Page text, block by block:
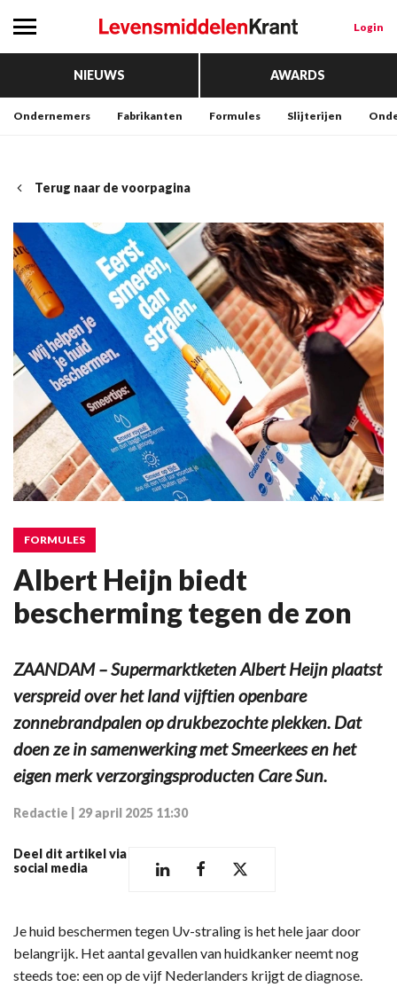
Login
NIEUWS AWARDS
Ondernemers Fabrikanten Formules Slijterijen
Terug naar de voorpagina
FORMULES
Albert Heijn biedt
bescherming tegen de zon
ZAANDAM – Supermarktketen Albert Heijn plaatst
verspreid over het land vijftien openbare
zonnebrandpalen op drukbezochte plekken. Dat
doen ze in samenwerking met Smeerkees en het
eigen merk verzorgingsproducten Care Sun.
Redactie 29 april 2025 11:30
Deel dit artikel via
social media
Je huid beschermen tegen Uv-straling is het hele jaar door
belangrijk. Het aantal gevallen van huidkanker neemt nog
steeds toe: een op de vijf Nederlanders krijgt de diagnose.